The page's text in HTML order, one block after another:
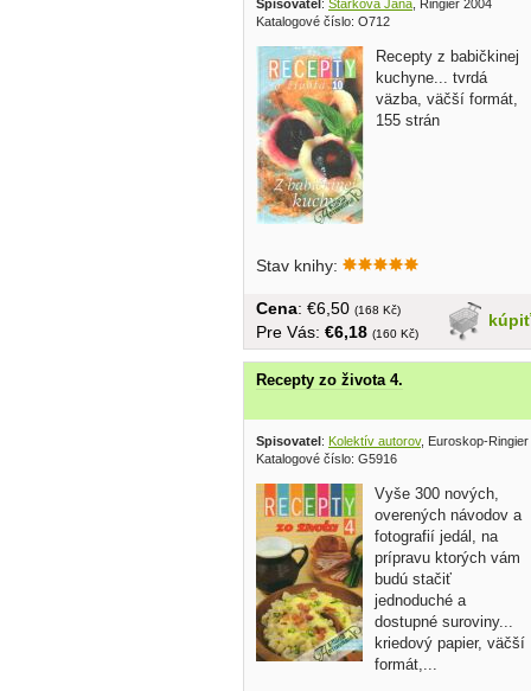
Spisovatel : Stárková Jana , Ringier 2004
Katalogové číslo: O712
Recepty z babičkinej
kuchyne... tvrdá
väzba, väčší formát,
155 strán
Stav knihy:
kúpiť
Cena: €6,50 (168 Kč)
Pre Vás: €6,18 (160 Kč)
Recepty zo života 4.
Spisovatel: Kolektív autorov, Euroskop-Ringier
Katalogové číslo: G5916
Vyše 300 nových,
overených návodov a
fotografií jedál, na
prípravu ktorých vám
budú stačiť
jednoduché a
dostupné suroviny...
kriedový papier, väčší
formát,...